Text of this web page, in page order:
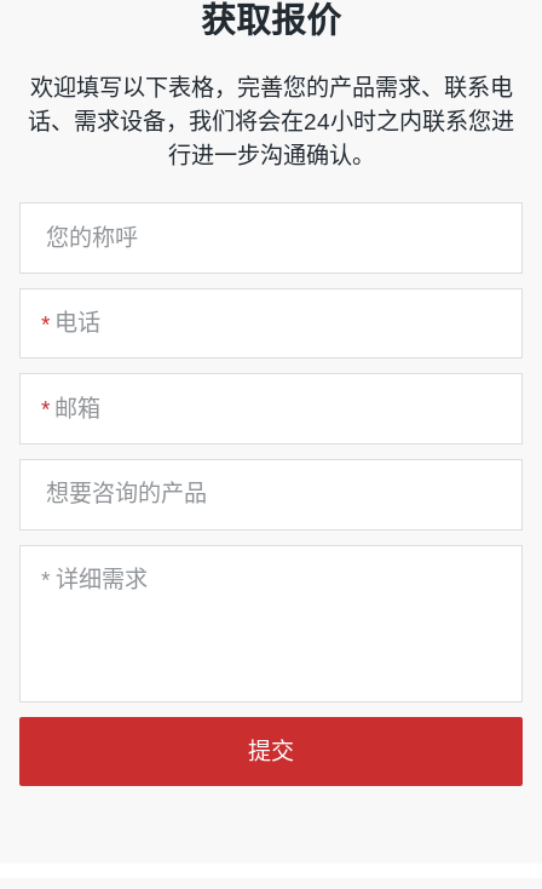
获取报价
欢迎填写以下表格，完善您的产品需求、联系电
话、需求设备，我们将会在24小时之内联系您进
行进一步沟通确认。
*
*
提交